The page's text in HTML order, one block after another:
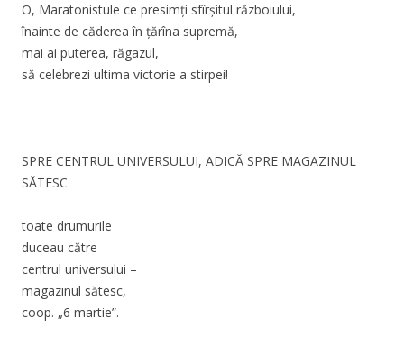
O, Maratonistule ce presimți sfîrșitul războiului,
înainte de căderea în țărîna supremă,
mai ai puterea, răgazul,
să celebrezi ultima victorie a stirpei!
SPRE CENTRUL UNIVERSULUI, ADICĂ SPRE MAGAZINUL
SĂTESC
toate drumurile
duceau către
centrul universului –
magazinul sătesc,
coop. „6 martie”.